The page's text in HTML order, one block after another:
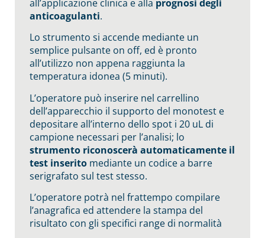
all’applicazione clinica e alla prognosi degli
anticoagulanti.
Lo strumento si accende mediante un
semplice pulsante on off, ed è pronto
all’utilizzo non appena raggiunta la
temperatura idonea (5 minuti).
L’operatore può inserire nel carrellino
dell’apparecchio il supporto del monotest e
depositare all’interno dello spot i 20 uL di
campione necessari per l’analisi; lo
strumento riconoscerà automaticamente il
test inserito mediante un codice a barre
serigrafato sul test stesso.
L’operatore potrà nel frattempo compilare
l’anagrafica ed attendere la stampa del
risultato con gli specifici range di normalità